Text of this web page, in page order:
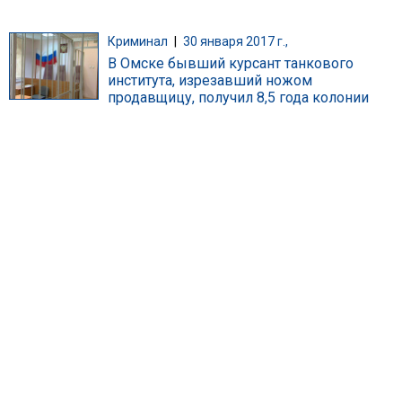
Криминал | 30 января 2017 г.,
В Омске бывший курсант танкового
института, изрезавший ножом
продавщицу, получил 8,5 года колонии